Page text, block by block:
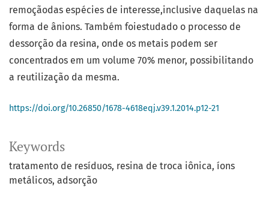
Keywords
tratamento de resíduos resina de troca iônica íons
metálicos adsorção
remoçãodas espécies de interesse,inclusive daquelas na
forma de ânions. Também foiestudado o processo de
dessorção da resina, onde os metais podem ser
concentrados em um volume 70% menor, possibilitando
a reutilização da mesma.
https://doi.org/10.26850/1678-4618eqj.v39.1.2014.p12-21